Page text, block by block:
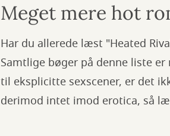
Meget mere hot
Har du allerede læst "Heated
Samtlige bøger på denne liste
til eksplicitte sexscener, er det
derimod intet imod erotica, så